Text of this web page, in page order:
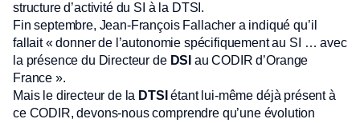
structure d’activité du SI à la DTSI.
Fin septembre, Jean-François Fallacher a indiqué qu’il
fallait « donner de l’autonomie spécifiquement au SI … avec
la présence du Directeur de DSI au CODIR d’Orange
France ».
Mais le directeur de la DTSI étant lui-même déjà présent à
ce CODIR, devons-nous comprendre qu’une évolution